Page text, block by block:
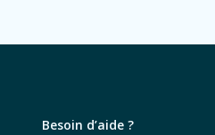
Besoin d’aide ?